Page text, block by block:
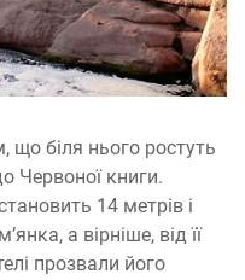
біля нього ростуть
Червоної книги.
14 метрів і
а вірніше, від її
прозвали його